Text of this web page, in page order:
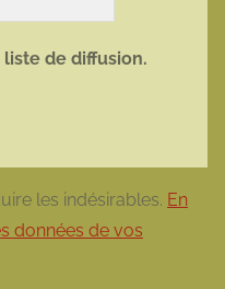
de diffusion.
les indésirables. En
données de vos